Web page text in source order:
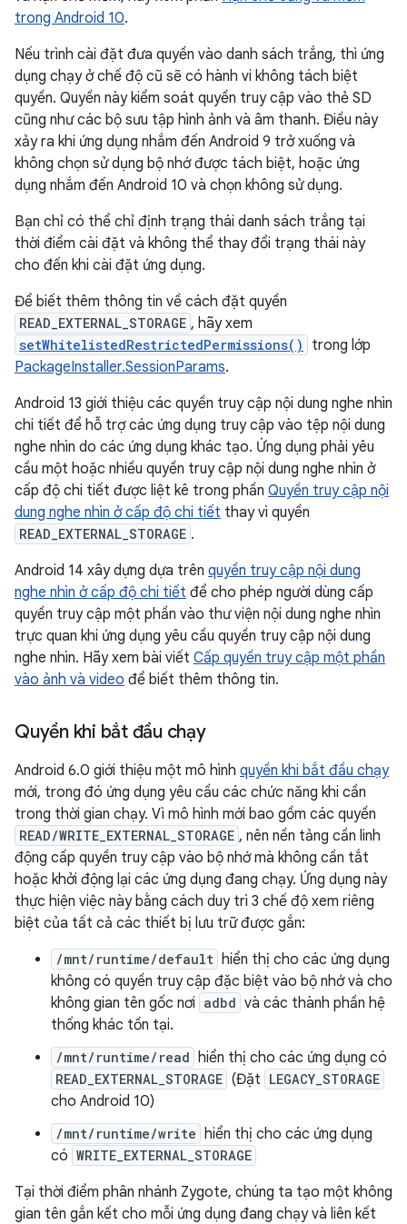
trong Android 10.
Nếu trình cài đặt đưa quyền vào danh sách trắng, thì ứng
dụng chạy ở chế độ cũ sẽ có hành vi không tách biệt
quyền. Quyền này kiểm soát quyền truy cập vào thẻ SD
cũng như các bộ sưu tập hình ảnh và âm thanh. Điều này
xảy ra khi ứng dụng nhắm đến Android 9 trở xuống và
không chọn sử dụng bộ nhớ được tách biệt, hoặc ứng
dụng nhắm đến Android 10 và chọn không sử dụng.
Bạn chỉ có thể chỉ định trạng thái danh sách trắng tại
thời điểm cài đặt và không thể thay đổi trạng thái này
cho đến khi cài đặt ứng dụng.
Để biết thêm thông tin về cách đặt quyền
READ_EXTERNAL_STORAGE , hãy xem
setWhitelistedRestrictedPermissions()
trong lớp
PackageInstaller.SessionParams.
Android 13 giới thiệu các quyền truy cập nội dung nghe nhìn
chi tiết để hỗ trợ các ứng dụng truy cập vào tệp nội dung
nghe nhìn do các ứng dụng khác tạo. Ứng dụng phải yêu
cầu một hoặc nhiều quyền truy cập nội dung nghe nhìn ở
cấp độ chi tiết được liệt kê trong phần Quyền truy cập nội
dung nghe nhìn ở cấp độ chi tiết thay vì quyền
READ_EXTERNAL_STORAGE .
Android 14 xây dựng dựa trên quyền truy cập nội dung
nghe nhìn ở cấp độ chi tiết để cho phép người dùng cấp
quyền truy cập một phần vào thư viện nội dung nghe nhìn
trực quan khi ứng dụng yêu cầu quyền truy cập nội dung
nghe nhìn. Hãy xem bài viết Cấp quyền truy cập một phần
vào ảnh và video để biết thêm thông tin.
Quyền khi bắt đầu chạy
Android 6.0 giới thiệu một mô hình quyền khi bắt đầu chạy
mới, trong đó ứng dụng yêu cầu các chức năng khi cần
trong thời gian chạy. Vì mô hình mới bao gồm các quyền
READ/WRITE_EXTERNAL_STORAGE , nên nền tảng cần linh
động cấp quyền truy cập vào bộ nhớ mà không cần tắt
hoặc khởi động lại các ứng dụng đang chạy. Ứng dụng này
thực hiện việc này bằng cách duy trì 3 chế độ xem riêng
biệt của tất cả các thiết bị lưu trữ được gắn:
/mnt/runtime/default hiển thị cho các ứng dụng
không có quyền truy cập đặc biệt vào bộ nhớ và cho
không gian tên gốc nơi adbd và các thành phần hệ
thống khác tồn tại.
/mnt/runtime/read hiển thị cho các ứng dụng có
READ_EXTERNAL_STORAGE (Đặt LEGACY_STORAGE
cho Android 10)
/mnt/runtime/write hiển thị cho các ứng dụng
có WRITE_EXTERNAL_STORAGE
Tại thời điểm phân nhánh Zygote, chúng ta tạo một không
gian tên gắn kết cho mỗi ứng dụng đang chạy và liên kết